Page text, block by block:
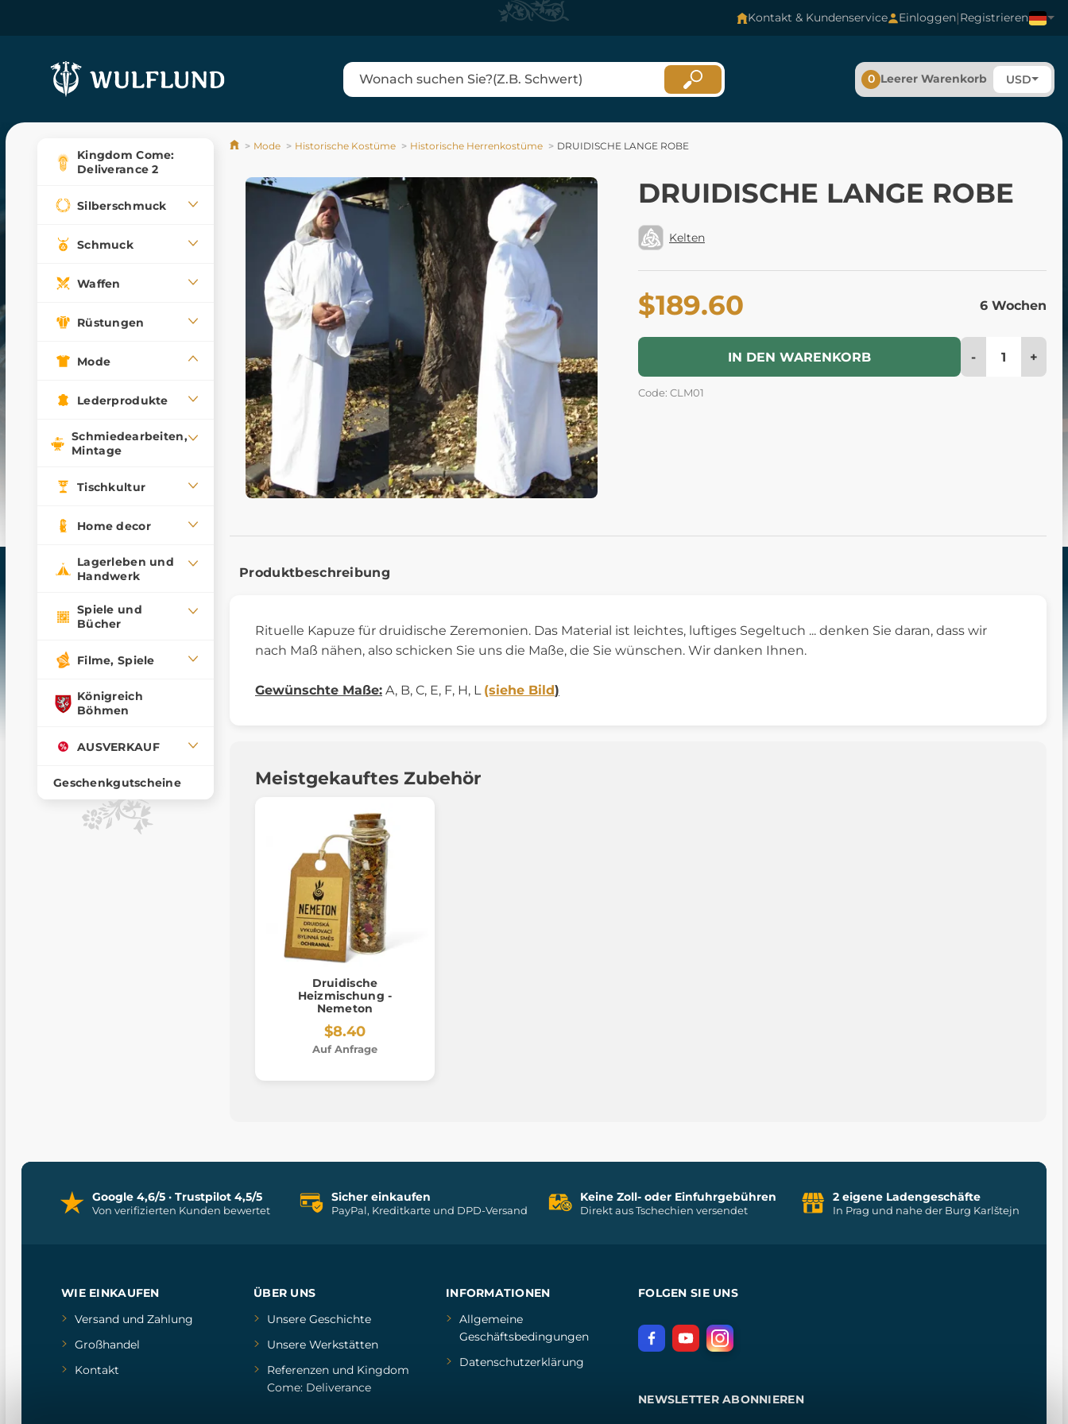
Kontakt & Kundenservice Einloggen|Registrieren
0 Leerer Warenkorb USD
Kingdom Come:
Deliverance 2
Silberschmuck
Schmuck
Waffen
Rüstungen
Mode
Lederprodukte
Schmiedearbeiten,
Mintage
Tischkultur
Home decor
Lagerleben und
Handwerk
Spiele und
Bücher
Filme, Spiele
Königreich
Böhmen
AUSVERKAUF
Geschenkgutscheine
Mode Historische Kostüme Historische Herrenkostüme DRUIDISCHE LANGE ROBE
DRUIDISCHE LANGE ROBE
Kelten
$189.60 6 Wochen
IN DEN WARENKORB - +
Code: CLM01
Produktbeschreibung
Rituelle Kapuze für druidische Zeremonien. Das Material ist leichtes, luftiges Segeltuch ... denken Sie daran, dass wir
nach Maß nähen, also schicken Sie uns die Maße, die Sie wünschen. Wir danken Ihnen.
Gewünschte Maße: A, B, C, E, F, H, L (siehe Bild)
Meistgekauftes Zubehör
Druidische
Heizmischung -
Nemeton
$8.40
Auf Anfrage
Google 4,6/5 · Trustpilot 4,5/5
Von verifizierten Kunden bewertet
Sicher einkaufen
PayPal, Kreditkarte und DPD-Versand
Keine Zoll- oder Einfuhrgebühren
Direkt aus Tschechien versendet
2 eigene Ladengeschäfte
In Prag und nahe der Burg Karlštejn
WIE EINKAUFEN
Versand und Zahlung
Großhandel
Kontakt
ÜBER UNS
Unsere Geschichte
Unsere Werkstätten
Referenzenund Kingdom
Come: Deliverance
INFORMATIONEN
Allgemeine
Geschäftsbedingungen
Datenschutzerklärung
FOLGEN SIE UNS
NEWSLETTER ABONNIEREN